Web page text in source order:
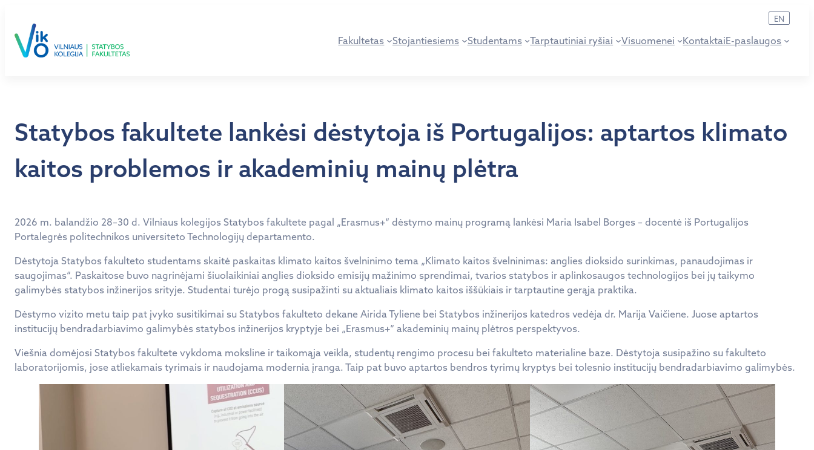
turinio
Fakultetas Stojantiesiems Studentams Tarptautiniai ryšiai Visuomenei KontaktaiE-paslaugos
EN
Statybos fakultete lankėsi dėstytoja iš Portugalijos: aptartos klimato
kaitos problemos ir akademinių mainų plėtra
2026 m. balandžio 28–30 d. Vilniaus kolegijos Statybos fakultete pagal „Erasmus+“ dėstymo mainų programą lankėsi Maria Isabel Borges – docentė iš Portugalijos
Portalegrės politechnikos universiteto Technologijų departamento.
Dėstytoja Statybos fakulteto studentams skaitė paskaitas klimato kaitos švelninimo tema „Klimato kaitos švelninimas: anglies dioksido surinkimas, panaudojimas ir
saugojimas“. Paskaitose buvo nagrinėjami šiuolaikiniai anglies dioksido emisijų mažinimo sprendimai, tvarios statybos ir aplinkosaugos technologijos bei jų taikymo
galimybės statybos inžinerijos srityje. Studentai turėjo progą susipažinti su aktualiais klimato kaitos iššūkiais ir tarptautine gerąja praktika.
Dėstymo vizito metu taip pat įvyko susitikimai su Statybos fakulteto dekane Airida Tyliene bei Statybos inžinerijos katedros vedėja dr. Marija Vaičiene. Juose aptartos
institucijų bendradarbiavimo galimybės statybos inžinerijos kryptyje bei „Erasmus+“ akademinių mainų plėtros perspektyvos.
Viešnia domėjosi Statybos fakultete vykdoma moksline ir taikomąja veikla, studentų rengimo procesu bei fakulteto materialine baze. Dėstytoja susipažino su fakulteto
laboratorijomis, jose atliekamais tyrimais ir naudojama modernia įranga. Taip pat buvo aptartos bendros tyrimų kryptys bei tolesnio institucijų bendradarbiavimo galimybės.